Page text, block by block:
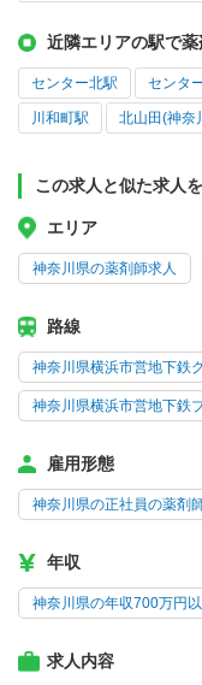
近隣エリアの駅で
センター北駅 センタ
川和町駅 北山田(神奈
この求人と似た求人
エリア
神奈川県の薬剤師求人
路線
神奈川県横浜市営地下鉄
神奈川県横浜市営地下鉄
雇用形態
神奈川県の正社員の薬剤
年収
神奈川県の年収700万円
求人内容